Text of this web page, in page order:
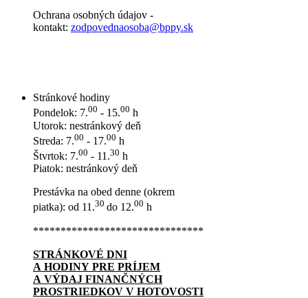
Ochrana osobných údajov -
kontakt: zodpovednaosoba@bppy.sk
Stránkové hodiny
Pondelok: 7.00 - 15.00 h
Utorok: nestránkový deň
Streda: 7.00 - 17.00 h
Štvrtok: 7.00 - 11.30 h
Piatok: nestránkový deň
Prestávka na obed denne (okrem
piatka): od 11.30 do 12.00 h
*******************************
STRÁNKOVÉ DNI
A HODINY PRE PRÍJEM
A VÝDAJ FINANČNÝCH
PROSTRIEDKOV V HOTOVOSTI